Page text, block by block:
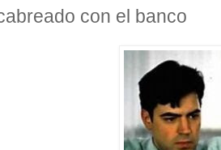
con el banco